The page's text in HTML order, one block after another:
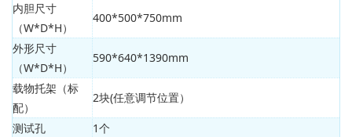
内胆尺寸
（W*D*H）
400*500*750mm
外形尺寸
（W*D*H）
590*640*1390mm
载物托架（标
配）
2块(任意调节位置）
测试孔
1个